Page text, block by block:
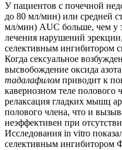
У пациентов с почечной
до 80 мл/мин) или средней
мл/мин) AUC больше, чем у
лечения нарушений
селективным
Когда сексуальное
высвобождение оксида
тадалафилом приводит к
кавернозном теле полового
релаксация гладких мышц
полового члена, что и
неэффективен при
Исследования in vitro
селективным ингибитором